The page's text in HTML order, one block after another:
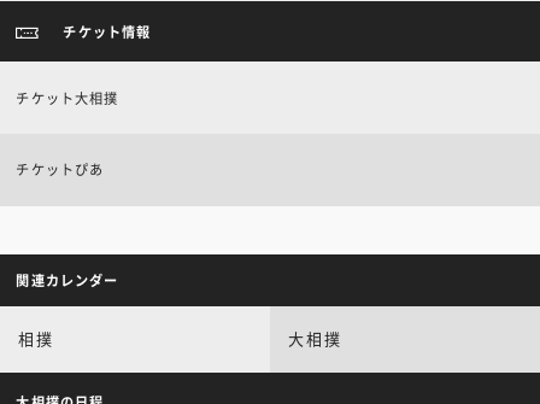
チケット情報
チケット大相撲
チケットぴあ
関連カレンダー
相撲 大相撲